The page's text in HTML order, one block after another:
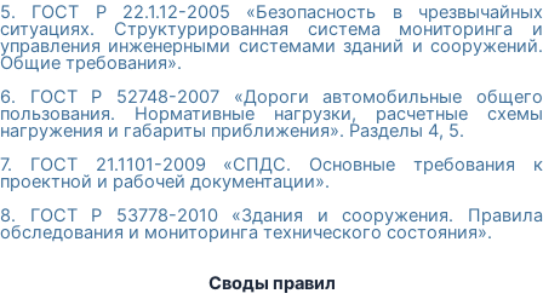
5. ГОСТ Р 22.1.12-2005 «Безопасность в чрезвычайных
ситуациях. Структурированная система мониторинга и
управления инженерными системами зданий и сооружений.
Общие требования».
6. ГОСТ Р 52748-2007 «Дороги автомобильные общего
пользования. Нормативные нагрузки, расчетные схемы
нагружения и габариты приближения». Разделы 4, 5.
7. ГОСТ 21.1101-2009 «СПДС. Основные требования к
проектной и рабочей документации».
8. ГОСТ Р 53778-2010 «Здания и сооружения. Правила
обследования и мониторинга технического состояния».
Своды правил